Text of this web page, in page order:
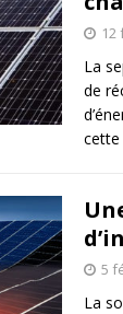
12
La
de
cette
5
La